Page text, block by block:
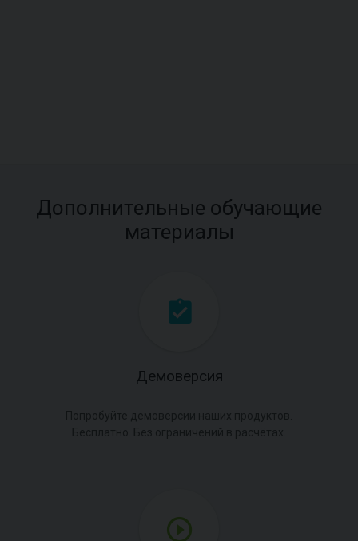
Дополнительные обучающие
материалы
Демоверсия